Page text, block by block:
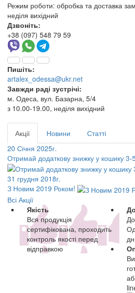
Режим роботи: обробка та доставка
неділя вихідний
Дзвоніть:
+38 (097) 548 79 59
Пишіть:
artalex_odessa@ukr.net
Завжди раді зустрічі:
м. Одеса, вул. Базарна, 5/4
з 10.00-19.00, неділя вихідний
Акції Новини
Статті
20 Січня 2025г.
Отримай додаткову знижку у кошику 3-
31 грудня 2018г.
З Новим 2019 Роком!
Всі Акції
Якість
Вся продукція
сертифікована, проходить
контроль якості перед
відправкою